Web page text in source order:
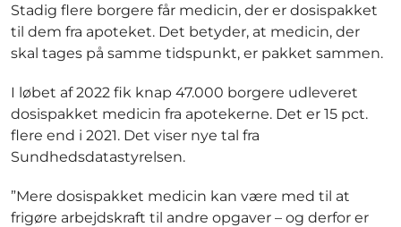
Stadig flere borgere får medicin, der er dosispakket
til dem fra apoteket. Det betyder, at medicin, der
skal tages på samme tidspunkt, er pakket sammen.
I løbet af 2022 fik knap 47.000 borgere udleveret
dosispakket medicin fra apotekerne. Det er 15 pct.
flere end i 2021. Det viser nye tal fra
Sundhedsdatastyrelsen.
”Mere dosispakket medicin kan være med til at
frigøre arbejdskraft til andre opgaver – og derfor er